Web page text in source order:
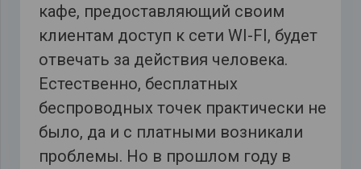
кафе, предоставляющий своим
клиентам доступ к сети WI-FI, будет
отвечать за действия человека.
Естественно, бесплатных
беспроводных точек практически не
было, да и с платными возникали
проблемы. Но в прошлом году в